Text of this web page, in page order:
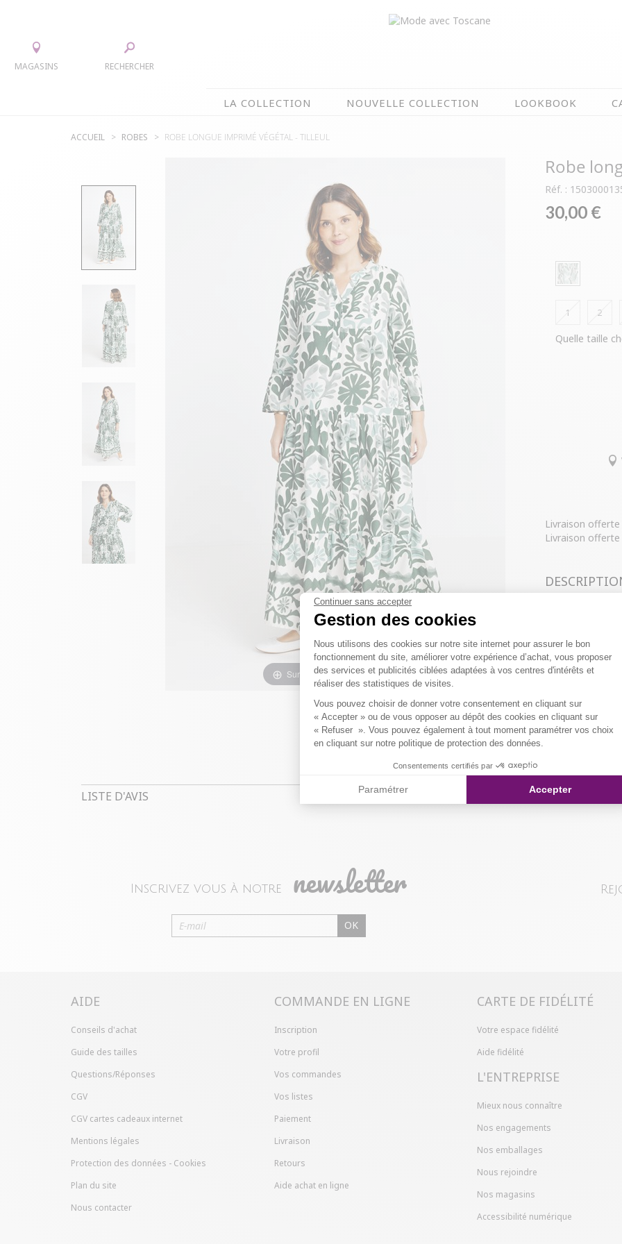
Continuer sans accepter
Gestion des cookies
Plateforme de Gestion du
Nous utilisons des cookies sur notre site internet pour assurer le bon
fonctionnement du site, améliorer votre expérience d’achat, vous proposer
des services et publicités ciblées adaptées à vos centres d'intérêts et
réaliser des statistiques de visites.
Vous pouvez choisir de donner votre consentement en cliquant sur
« Accepter » ou de vous opposer au dépôt des cookies en cliquant sur
« Refuser ». Vous pouvez également à tout moment paramétrer vos choix
en cliquant sur notre politique de protection des données.
Consentements certifiés par
Paramétrer Accepter
MAGASINS RECHERCHER
LA COLLECTION NOUVELLE COLLECTION LOOKBOOK
LA COLLECTION
CHEMISIERS & TUNIQUES
PULLS & CARDIGANS
PANTALONS
ROBES
ACCESSOIRES
PARKAS & IMPERS
MANTEAUX
NOUVELLE COLLECTION
MEILLEURES VENTES
ACCUEIL ROBES ROBE LONGUE IMPRIMÉ VÉGÉTAL - TILLEUL
Survoler l'image pour zoomer
Robe
Réf. :
30,00 €
1 2
Quelle taille
Livraison offerte
Livraison
Robe
Coupe
droites. Col
fleurs et
Jupe à pans
Notre
1.
Tissu principal
Composition
LIVRAISON
NOS
Livraison
Colissimo
Vous avez
magasin ou
livraison/
"Mes
Qualités et
LISTE D'AVIS
Inscrivez vous à notre newsletter
OK
AIDE
Conseils d'achat
Guide des tailles
Questions/Réponses
CGV
CGV cartes cadeaux internet
Mentions légales
Protection des données - Cookies
Plan du site
Nous contacter
COMMANDE EN LIGNE
Inscription
Votre profil
Vos commandes
Vos listes
Paiement
Livraison
Retours
Aide achat en ligne
CARTE DE FIDÉLITÉ
Votre espace fidélité
Aide fidélité
L'ENTREPRISE
Mieux nous connaître
Nos engagements
Nos emballages
Nous rejoindre
Nos magasins
Accessibilité numérique